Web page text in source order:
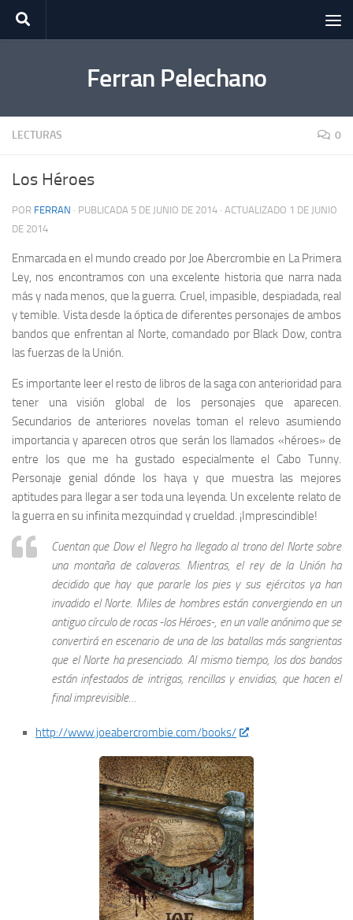
Saltar al contenido
Ferran Pelechano
LECTURAS 0
Los Héroes
POR FERRAN · PUBLICADA 5 DE JUNIO DE 2014 · ACTUALIZADO 1 DE JUNIO
DE 2014
Enmarcada en el mundo creado por Joe Abercrombie en La Primera
Ley, nos encontramos con una excelente historia que narra nada
más y nada menos, que la guerra. Cruel, impasible, despiadada, real
y temible. Vista desde la óptica de diferentes personajes de ambos
bandos que enfrentan al Norte, comandado por Black Dow, contra
las fuerzas de la Unión.
Es importante leer el resto de libros de la saga con anterioridad para
tener una visión global de los personajes que aparecen.
Secundarios de anteriores novelas toman el relevo asumiendo
importancia y aparecen otros que serán los llamados «héroes» de
entre los que me ha gustado especialmente el Cabo Tunny.
Personaje genial dónde los haya y que muestra las mejores
aptitudes para llegar a ser toda una leyenda. Un excelente relato de
la guerra en su infinita mezquindad y crueldad. ¡Imprescindible!
Cuentan que Dow el Negro ha llegado al trono del Norte sobre
una montaña de calaveras. Mientras, el rey de la Unión ha
decidido que hay que pararle los pies y sus ejércitos ya han
invadido el Norte. Miles de hombres están convergiendo en un
antiguo círculo de rocas -los Héroes-, en un valle anónimo que se
convertirá en escenario de una de las batallas más sangrientas
que el Norte ha presenciado. Al mismo tiempo, los dos bandos
están infestados de intrigas, rencillas y envidias, que hacen el
final imprevisible…
http://www.joeabercrombie.com/books/